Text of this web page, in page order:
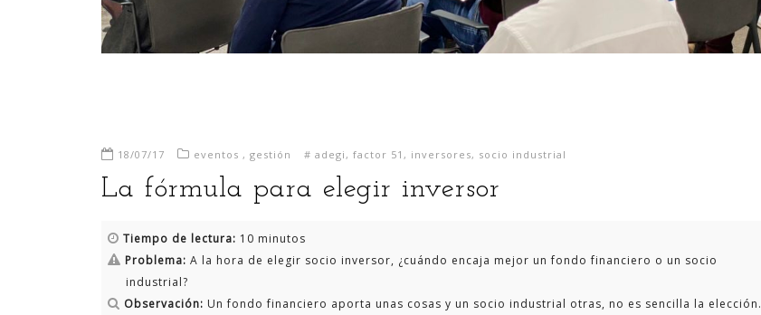
18/07/17 eventos , gestión # adegi , factor 51 , inversores, socio industrial
La fórmula para elegir inversor
Tiempo de lectura: 10 minutos
Problema: A la hora de elegir socio inversor, ¿cuándo encaja mejor un fondo financiero o un socio
industrial?
Observación: Un fondo financiero aporta unas cosas y un socio industrial otras, no es sencilla la elección.